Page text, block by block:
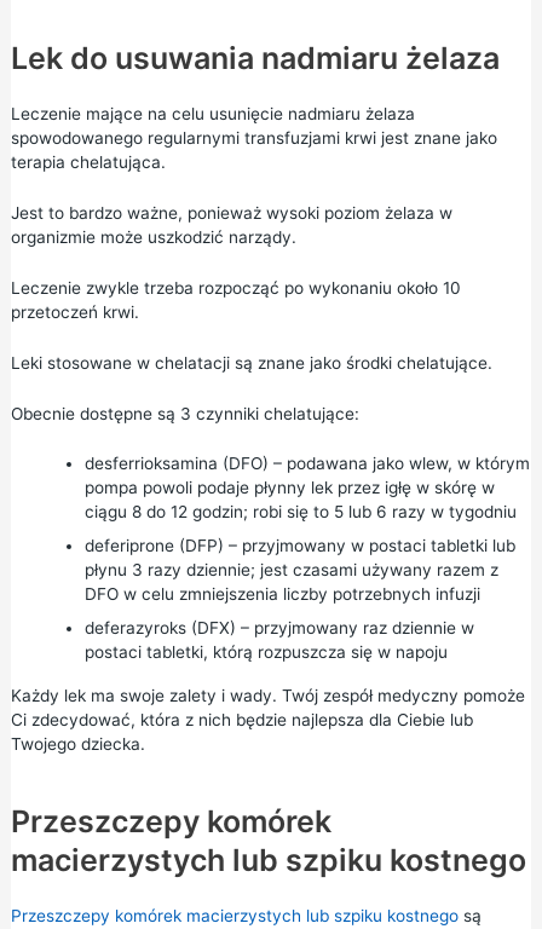
Lek do usuwania nadmiaru żelaza
Leczenie mające na celu usunięcie nadmiaru żelaza
spowodowanego regularnymi transfuzjami krwi jest znane jako
terapia chelatująca.
Jest to bardzo ważne, ponieważ wysoki poziom żelaza w
organizmie może uszkodzić narządy.
Leczenie zwykle trzeba rozpocząć po wykonaniu około 10
przetoczeń krwi.
Leki stosowane w chelatacji są znane jako środki chelatujące.
Obecnie dostępne są 3 czynniki chelatujące:
desferrioksamina (DFO) – podawana jako wlew, w którym
pompa powoli podaje płynny lek przez igłę w skórę w
ciągu 8 do 12 godzin; robi się to 5 lub 6 razy w tygodniu
deferiprone (DFP) – przyjmowany w postaci tabletki lub
płynu 3 razy dziennie; jest czasami używany razem z
DFO w celu zmniejszenia liczby potrzebnych infuzji
deferazyroks (DFX) – przyjmowany raz dziennie w
postaci tabletki, którą rozpuszcza się w napoju
Każdy lek ma swoje zalety i wady. Twój zespół medyczny pomoże
Ci zdecydować, która z nich będzie najlepsza dla Ciebie lub
Twojego dziecka.
Przeszczepy komórek
macierzystych lub szpiku kostnego
Przeszczepy komórek macierzystych lub szpiku kostnegosą